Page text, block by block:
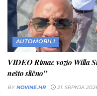
AUTOMOBILI
VIDEO Rimac vozio Willa
nešto slično”
BY NOVINE.HR 21. SRPNJA